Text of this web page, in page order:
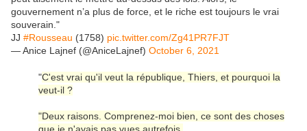
gouvernement n’a plus de force, et le riche est toujours le vrai
souverain."
JJ #Rousseau (1758) pic.twitter.com/Zg41PR7FJT
— Anice Lajnef (@AniceLajnef) October 6, 2021
"C'est vrai qu'il veut la république, Thiers, et pourquoi la
veut-il ?
"Deux raisons. Comprenez-moi bien, ce sont des choses